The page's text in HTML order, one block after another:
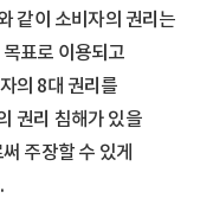
같이 소비자의 권리는
표로 이용되고
의 8대 권리를
권리 침해가 있을
주장할 수 있게